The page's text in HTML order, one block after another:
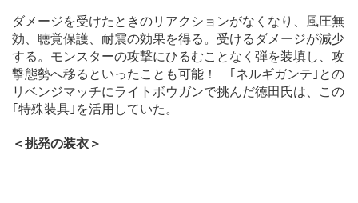
ダメージを受けたときのリアクションがなくなり、風圧無
効、聴覚保護、耐震の効果を得る。受けるダメージが減少
する。モンスターの攻撃にひるむことなく弾を装填し、攻
撃態勢へ移るといったことも可能！ ｢ネルギガンテ｣との
リベンジマッチにライトボウガンで挑んだ徳田氏は、この
｢特殊装具｣を活用していた。
＜挑発の装衣＞